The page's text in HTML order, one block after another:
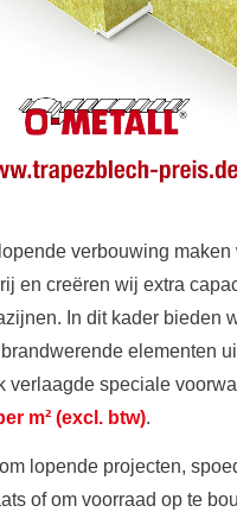
verbouwing maken
en creëren wij extra
In dit kader bieden
elementen
verlaagde speciale
m² (excl. btw).
lopende projecten,
of om voorraad op te